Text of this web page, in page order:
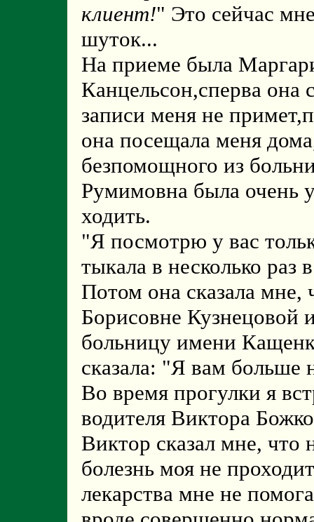
клиент!
Это сейчас
шуток...
На приеме была
Канцельсон,сперва она
записи меня не
она посещала меня
безпомощного из
Румимовна была очень
ходить.
"Я посмотрю у вас
тыкала в несколько раз
Потом она сказала мне,
Борисовне Кузнецовой
больницу имени
сказала: "Я вам больше
Во время прогулки я
водителя Виктора
Виктор сказал мне, что
болезнь моя не
лекарства мне не